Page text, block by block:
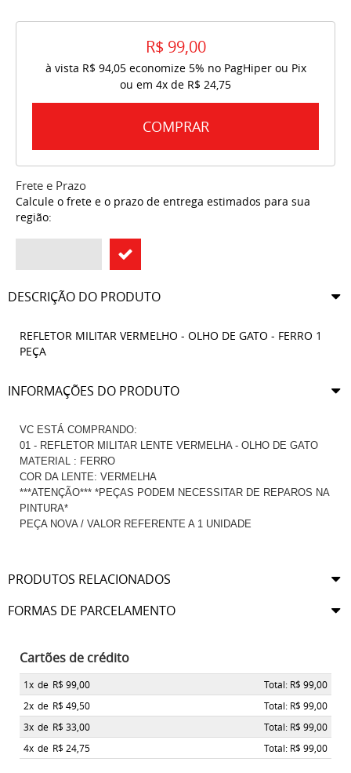
R$ 99,00
à vista R$ 94,05economize 5% no PagHiper ou Pix
ou em 4x de R$ 24,75
COMPRAR
Frete e Prazo
Calcule o frete e o prazo de entrega estimados para sua
região:
DESCRIÇÃO DO PRODUTO
REFLETOR MILITAR VERMELHO - OLHO DE GATO - FERRO 1
PEÇA
INFORMAÇÕES DO PRODUTO
VC ESTÁ COMPRANDO:
01 - REFLETOR MILITAR LENTE VERMELHA - OLHO DE GATO
MATERIAL : FERRO
COR DA LENTE: VERMELHA
***ATENÇÃO*** *PEÇAS PODEM NECESSITAR DE REPAROS NA
PINTURA*
PEÇA NOVA / VALOR REFERENTE A 1 UNIDADE
PRODUTOS RELACIONADOS
FORMAS DE PARCELAMENTO
Cartões de crédito
1x de R$ 99,00
Total: R$ 99,00
2x de R$ 49,50
Total: R$ 99,00
3x de R$ 33,00
Total: R$ 99,00
4x de R$ 24,75 Total: R$ 99,00